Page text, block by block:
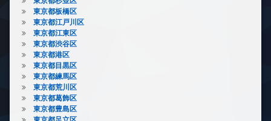
東京都板橋区
東京都江戸川区
東京都江東区
東京都渋谷区
東京都港区
東京都目黒区
東京都練馬区
東京都荒川区
東京都葛飾区
東京都豊島区